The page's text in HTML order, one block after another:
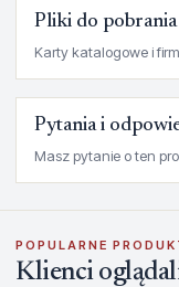
Pliki do pobrania
Karty katalogowe i
Pytania i
Masz pytanie o ten
POPULARNE
Klienci